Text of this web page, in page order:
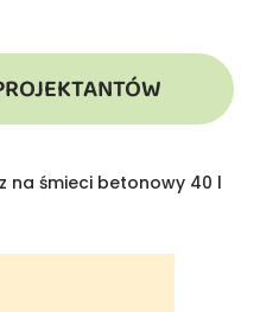
na śmieci betonowy 40 l